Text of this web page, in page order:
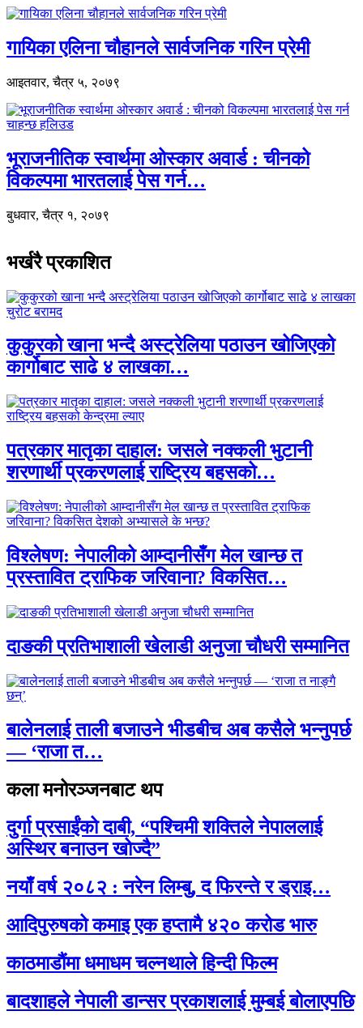
गायिका एलिना चौहानले सार्वजनिक गरिन प्रेमी
आइतवार, चैत्र ५, २०७९
भूराजनीतिक स्वार्थमा ओस्कार अवार्ड : चीनको
विकल्पमा भारतलाई पेस गर्न…
बुधवार, चैत्र १, २०७९
भर्खरै प्रकाशित
कुकुरको खाना भन्दै अस्ट्रेलिया पठाउन खोजिएको
कार्गोबाट साढे ४ लाखका…
पत्रकार मातृका दाहाल: जसले नक्कली भुटानी
शरणार्थी प्रकरणलाई राष्ट्रिय बहसको…
विश्लेषण: नेपालीको आम्दानीसँग मेल खान्छ त
प्रस्तावित ट्राफिक जरिवाना? विकसित…
दाङकी प्रतिभाशाली खेलाडी अनुजा चौधरी सम्मानित
बालेनलाई ताली बजाउने भीडबीच अब कसैले भन्नुपर्छ
— ‘राजा त…
कला मनोरञ्जनबाट थप
दुर्गा प्रसाईंको दाबी, “पश्चिमी शक्तिले नेपाललाई
अस्थिर बनाउन खोज्दै”
नयाँ वर्ष २०८२ : नरेन लिम्बु, द फिरन्ते र ड्राइ…
आदिपुरुषको कमाइ एक हप्तामै ४२० करोड भारु
काठमाडौंमा धमाधम चल्नथाले हिन्दी फिल्म
बादशाहले नेपाली डान्सर प्रकाशलाई मुम्बई बोलाएपछि